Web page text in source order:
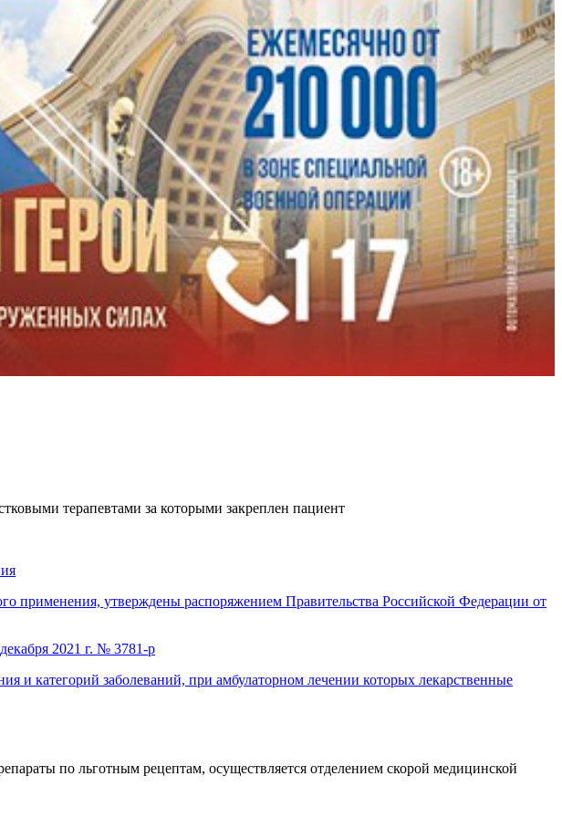
терапевтами за которыми закреплен пациент
применения, утверждены распоряжением Правительства Российской Федерации от
2021 г. № 3781-р
и категорий заболеваний, при амбулаторном лечении которых лекарственные
по льготным рецептам, осуществляется отделением скорой медицинской